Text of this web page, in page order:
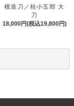
模造刀／桂小五郎 大
刀
18,000円(税込19,800円)